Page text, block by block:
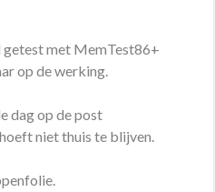
met MemTest86+
op de werking.
dag op de post
niet thuis te blijven.